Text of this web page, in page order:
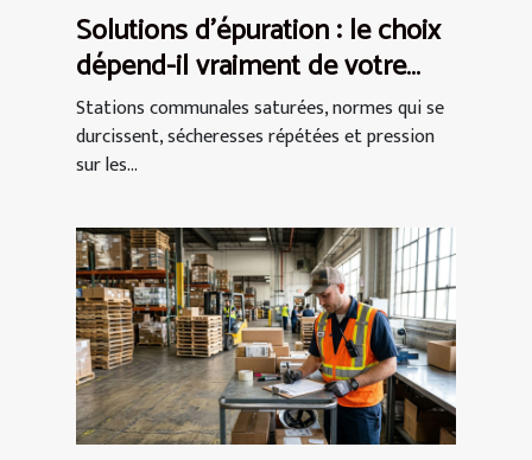
Solutions d’épuration : le choix
dépend-il vraiment de votre
secteur ?
Stations communales saturées, normes qui se
durcissent, sécheresses répétées et pression
sur les...